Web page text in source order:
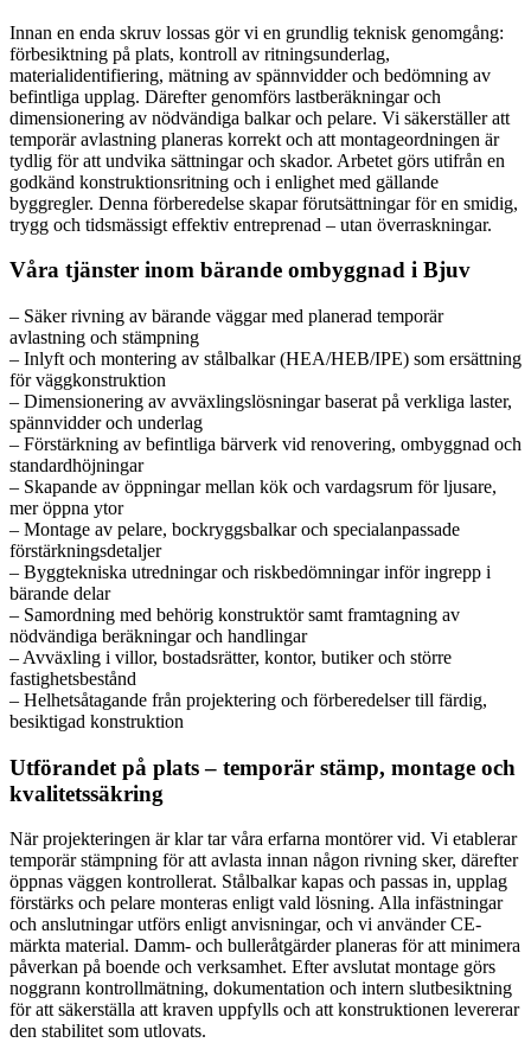
Innan en enda skruv lossas gör vi en grundlig teknisk genomgång:
förbesiktning på plats, kontroll av ritningsunderlag,
materialidentifiering, mätning av spännvidder och bedömning av
befintliga upplag. Därefter genomförs lastberäkningar och
dimensionering av nödvändiga balkar och pelare. Vi säkerställer att
temporär avlastning planeras korrekt och att montageordningen är
tydlig för att undvika sättningar och skador. Arbetet görs utifrån en
godkänd konstruktionsritning och i enlighet med gällande
byggregler. Denna förberedelse skapar förutsättningar för en smidig,
trygg och tidsmässigt effektiv entreprenad – utan överraskningar.
Våra tjänster inom bärande ombyggnad i Bjuv
– Säker rivning av bärande väggar med planerad temporär
avlastning och stämpning
– Inlyft och montering av stålbalkar (HEA/HEB/IPE) som ersättning
för väggkonstruktion
– Dimensionering av avväxlingslösningar baserat på verkliga laster,
spännvidder och underlag
– Förstärkning av befintliga bärverk vid renovering, ombyggnad och
standardhöjningar
– Skapande av öppningar mellan kök och vardagsrum för ljusare,
mer öppna ytor
– Montage av pelare, bockryggsbalkar och specialanpassade
förstärkningsdetaljer
– Byggtekniska utredningar och riskbedömningar inför ingrepp i
bärande delar
– Samordning med behörig konstruktör samt framtagning av
nödvändiga beräkningar och handlingar
– Avväxling i villor, bostadsrätter, kontor, butiker och större
fastighetsbestånd
– Helhetsåtagande från projektering och förberedelser till färdig,
besiktigad konstruktion
Utförandet på plats – temporär stämp, montage och
kvalitetssäkring
När projekteringen är klar tar våra erfarna montörer vid. Vi etablerar
temporär stämpning för att avlasta innan någon rivning sker, därefter
öppnas väggen kontrollerat. Stålbalkar kapas och passas in, upplag
förstärks och pelare monteras enligt vald lösning. Alla infästningar
och anslutningar utförs enligt anvisningar, och vi använder CE-
märkta material. Damm- och bulleråtgärder planeras för att minimera
påverkan på boende och verksamhet. Efter avslutat montage görs
noggrann kontrollmätning, dokumentation och intern slutbesiktning
för att säkerställa att kraven uppfylls och att konstruktionen levererar
den stabilitet som utlovats.